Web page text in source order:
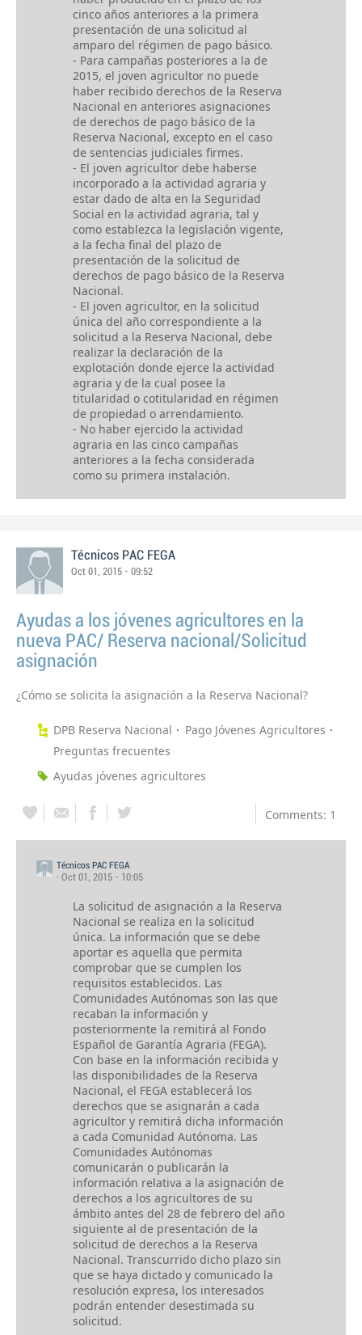
cinco años anteriores a la primera
presentación de una solicitud al
amparo del régimen de pago básico.
- Para campañas posteriores a la de
2015, el joven agricultor no puede
haber recibido derechos de la Reserva
Nacional en anteriores asignaciones
de derechos de pago básico de la
Reserva Nacional, excepto en el caso
de sentencias judiciales firmes.
- El joven agricultor debe haberse
incorporado a la actividad agraria y
estar dado de alta en la Seguridad
Social en la actividad agraria, tal y
como establezca la legislación vigente,
a la fecha final del plazo de
presentación de la solicitud de
derechos de pago básico de la Reserva
Nacional.
- El joven agricultor, en la solicitud
única del año correspondiente a la
solicitud a la Reserva Nacional, debe
realizar la declaración de la
explotación donde ejerce la actividad
agraria y de la cual posee la
titularidad o cotitularidad en régimen
de propiedad o arrendamiento.
- No haber ejercido la actividad
agraria en las cinco campañas
anteriores a la fecha considerada
como su primera instalación.
Técnicos PAC FEGA
Oct 01, 2015 - 09:52
Ayudas a los jóvenes agricultores en la
nueva PAC/ Reserva nacional/Solicitud
asignación
¿Cómo se solicita la asignación a la Reserva Nacional?
DPB Reserva Nacional
Pago Jóvenes Agricultores
Preguntas frecuentes
Ayudas jóvenes agricultores
Comments: 1
Técnicos PAC FEGA
· Oct 01, 2015 - 10:05
La solicitud de asignación a la Reserva
Nacional se realiza en la solicitud
única. La información que se debe
aportar es aquella que permita
comprobar que se cumplen los
requisitos establecidos. Las
Comunidades Autónomas son las que
recaban la información y
posteriormente la remitirá al Fondo
Español de Garantía Agraria (FEGA).
Con base en la información recibida y
las disponibilidades de la Reserva
Nacional, el FEGA establecerá los
derechos que se asignarán a cada
agricultor y remitirá dicha información
a cada Comunidad Autónoma. Las
Comunidades Autónomas
comunicarán o publicarán la
información relativa a la asignación de
derechos a los agricultores de su
ámbito antes del 28 de febrero del año
siguiente al de presentación de la
solicitud de derechos a la Reserva
Nacional. Transcurrido dicho plazo sin
que se haya dictado y comunicado la
resolución expresa, los interesados
podrán entender desestimada su
solicitud.